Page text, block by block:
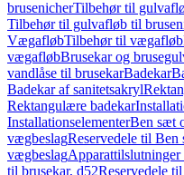
brusenicherTilbehør til
Tilbehør til gulvafløb til
VægafløbTilbehør til vægafløb
vægafløbBrusekar og
vandlåse til brusekarBadekar
Badekar af sanitetsakryl
Rektangulære badekar
InstallationselementerBen sæt
vægbeslagReservedele til
vægbeslag
til brusekar, d52Reservedele